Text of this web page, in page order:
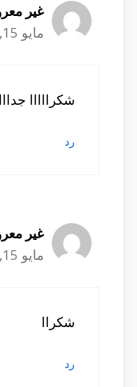
غير
مايو 15, 2021 الساعة 7:43 م
شكرااااا
رد
غير
مايو 15, 2021 الساعة 7:51 م
شكراا
رد